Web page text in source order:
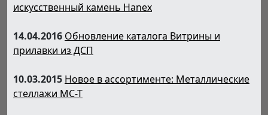
искусственный камень Hanex
14.04.2016 Обновление каталога Витрины и
прилавки из ДСП
10.03.2015 Новое в ассортименте: Металлические
стеллажи МС-Т